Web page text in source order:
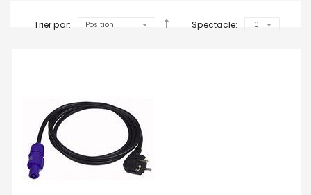
Trier par: Spectacle: